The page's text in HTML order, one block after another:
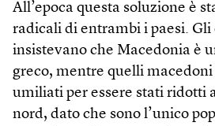
All’epoca questa soluzione è
radicali di entrambi i paesi. Gli
insistevano che Macedonia è
greco, mentre quelli
umiliati per essere stati ridotti
nord, dato che sono l’unico